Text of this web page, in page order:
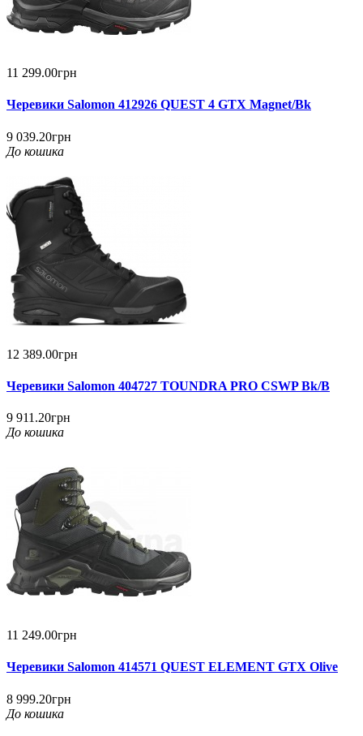
11 299.00грн
Черевики Salomon 412926 QUEST 4 GTX Magnet/Bk
9 039.20грн
До кошика
12 389.00грн
Черевики Salomon 404727 TOUNDRA PRO CSWP Bk/B
9 911.20грн
До кошика
11 249.00грн
Черевики Salomon 414571 QUEST ELEMENT GTX Olive
8 999.20грн
До кошика